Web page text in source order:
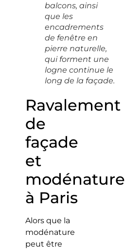
balcons, ainsi
que les
encadrements
de fenêtre en
pierre naturelle,
qui forment une
logne continue le
long de la façade.
Ravalement
de
façade
et
modénature
à Paris
Alors que la
modénature
peut être